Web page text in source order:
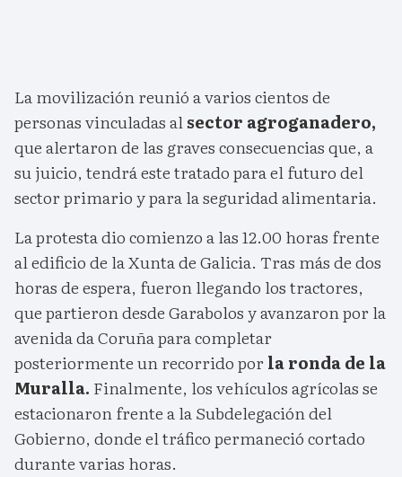
La movilización reunió a varios cientos de
personas vinculadas alsector agroganadero,
que alertaron de las graves consecuencias que, a
su juicio, tendrá este tratado para el futuro del
sector primario y para la seguridad alimentaria.
La protesta dio comienzo a las 12.00 horas frente
al edificio de la Xunta de Galicia. Tras más de dos
horas de espera, fueron llegando los tractores,
que partieron desde Garabolos y avanzaron por la
avenida da Coruña para completar
posteriormente un recorrido porla ronda de la
Muralla. Finalmente, los vehículos agrícolas se
estacionaron frente a la Subdelegación del
Gobierno, donde el tráfico permaneció cortado
durante varias horas.